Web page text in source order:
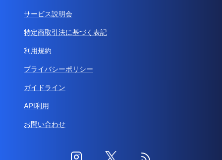
サービス説明会
特定商取引法に基づく表記
利用規約
プライバシーポリシー
ガイドライン
API利用
お問い合わせ